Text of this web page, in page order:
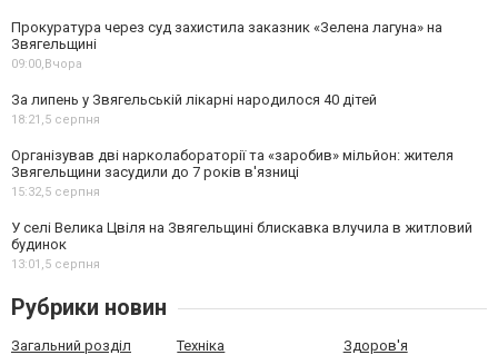
Прокуратура через суд захистила заказник «Зелена лагуна» на
Звягельщині
09:00,Вчора
За липень у Звягельській лікарні народилося 40 дітей
18:21,5 серпня
Організував дві нарколабораторії та «заробив» мільйон: жителя
Звягельщини засудили до 7 років в'язниці
15:32,5 серпня
У селі Велика Цвіля на Звягельщині блискавка влучила в житловий
будинок
13:01,5 серпня
Рубрики новин
Загальний розділ Техніка Здоров'я